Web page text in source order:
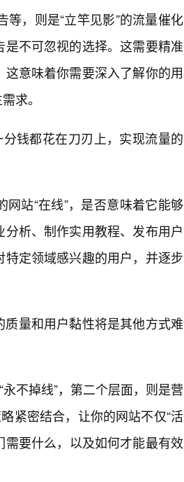
，则是“立竿见影”的流量催化
不可忽视的选择。这需要精准
意味着你需要深入了解你的用
求。
钱都花在刀刃上，实现流量的
站“在线”，是否意味着它能够
析、制作实用教程、发布用户
定领域感兴趣的用户，并逐步
量和用户黏性将是其他方式难
不掉线”，第二个层面，则是营
紧密结合，让你的网站不仅“活
需要什么，以及如何才能最有效